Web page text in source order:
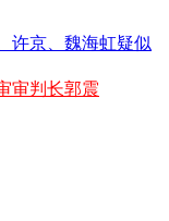
许京、魏海虹疑似
审判长郭震